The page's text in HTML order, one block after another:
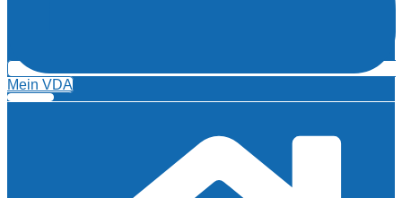
Mein VDA